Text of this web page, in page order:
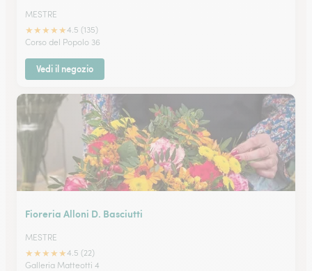
MESTRE
★★★★★4.5 (135)
Corso del Popolo 36
Vedi il negozio
Fioreria Alloni D. Basciutti
MESTRE
★★★★★4.5 (22)
Galleria Matteotti 4